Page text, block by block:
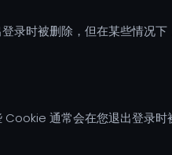
录时被删除，但在某些情况下
通常会在您退出登录时